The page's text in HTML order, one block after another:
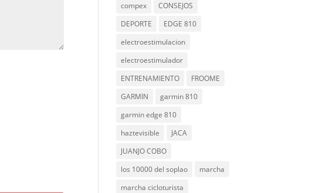
compex
CONSEJOS
DEPORTE
EDGE 810
electroestimulacion
electroestimulador
ENTRENAMIENTO
FROOME
GARMIN
garmin 810
garmin edge 810
haztevisible
JACA
JUANJO COBO
los 10000 del soplao
marcha
marcha cicloturista